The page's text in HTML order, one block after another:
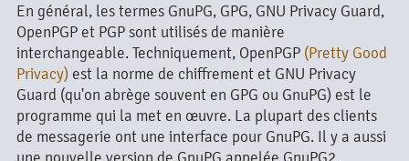
En général, les termes GnuPG, GPG, GNU Privacy Guard,
OpenPGP et PGP sont utilisés de manière
interchangeable. Techniquement, OpenPGP (Pretty Good
Privacy) est la norme de chiffrement et GNU Privacy
Guard (qu'on abrège souvent en GPG ou GnuPG) est le
programme qui la met en œuvre. La plupart des clients
de messagerie ont une interface pour GnuPG. Il y a aussi
une nouvelle version de GnuPG appelée GnuPG2.